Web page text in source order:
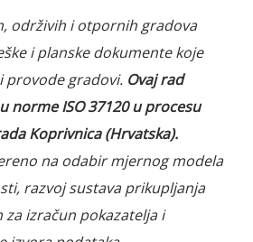
održivih i otpornih gradova
i planske dokumente koje
provode gradovi. Ovaj rad
norme ISO 37120 u procesu
Koprivnica (Hrvatska).
na odabir mjernog modela
razvoj sustava prikupljanja
izračun pokazatelja i